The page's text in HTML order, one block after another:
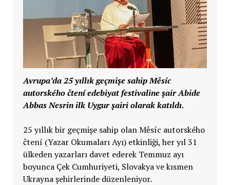
Avrupa’da 25 yıllık geçmişe sahip Měsíc
autorského čtení edebiyat festivaline şair Abide
Abbas Nesrin ilk Uygur şairi olarak katıldı.
25 yıllık bir geçmişe sahip olan Měsíc autorského
čtení (Yazar Okumaları Ayı) etkinliği, her yıl 31
ülkeden yazarları davet ederek Temmuz ayı
boyunca Çek Cumhuriyeti, Slovakya ve kısmen
Ukrayna şehirlerinde düzenleniyor.